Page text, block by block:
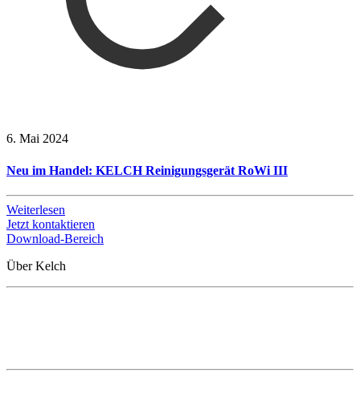
6. Mai 2024
Neu im Handel: KELCH Reinigungsgerät RoWi III
Weiterlesen
Jetzt kontaktieren
Download-Bereich
Über Kelch